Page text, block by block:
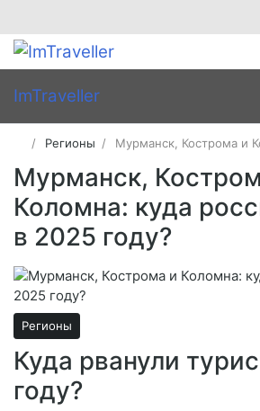
ImTraveller
Регионы Мурманск, Кострома и
Мурманск,
Коломна: куда
в 2025 году?
Регионы
Куда рванули
году?